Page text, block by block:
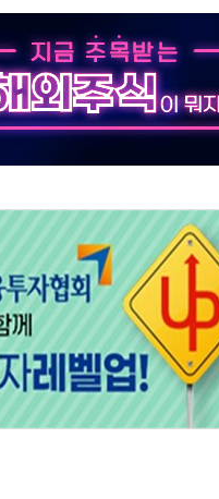
유통업계 양극화 심화
취임식 참석
호우 피해 없어
" vs 與 "송구한 해프닝"